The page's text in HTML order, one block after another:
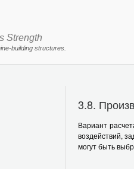
Strength
building structures.
3.8.
Вариант
воздействий,
могут быть